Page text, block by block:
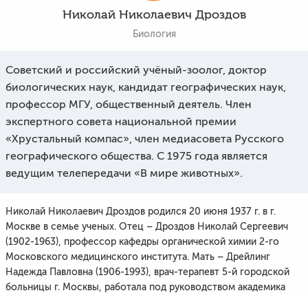
Фото и видеоНиколай Николаевич Дроздов
Биология
Советский и российский учёный-зоолог, доктор
биологических наук, кандидат географических наук,
профессор МГУ, общественный деятель. Член
экспертного совета национальной премии
«Хрустальный компас», член медиасовета Русского
географического общества. С 1975 года является
ведущим телепередачи «В мире животных».
Николай Николаевич Дроздов родился 20 июня 1937 г. в г.
Москве в семье ученых. Отец – Дроздов Николай Сергеевич
(1902-1963), профессор кафедры органической химии 2-го
Московского медицинского института. Мать – Дрейлинг
Надежда Павловна (1906-1993), врач-терапевт 5-й городской
больницы г. Москвы, работала под руководством академика